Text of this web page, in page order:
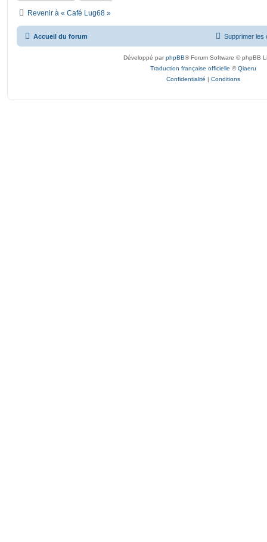
Revenir à « Café Lug68 »
Accueil du forum Supprimer les
Développé parphpBB® Forum Software © phpBB
Traduction française officielle ©Qiaeru
Confidentialité | Conditions